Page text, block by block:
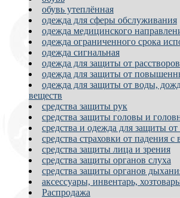
обувь утеплённая
одежда для сферы обслуживания
одежда медицинского
одежда ограниченного срока
одежда сигнальная
одежда для защиты от
одежда для защиты от
одежда для защиты от воды,
веществ
средства защиты рук
средства защиты головы и
средства и одежда для защиты от
средства страховки от падения с
средства защиты лица и зрения
средства защиты органов слуха
средства защиты органов
аксессуары, инвентарь,
Распродажа